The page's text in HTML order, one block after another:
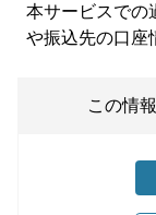
本サービスでの
や振込先の口座
この情